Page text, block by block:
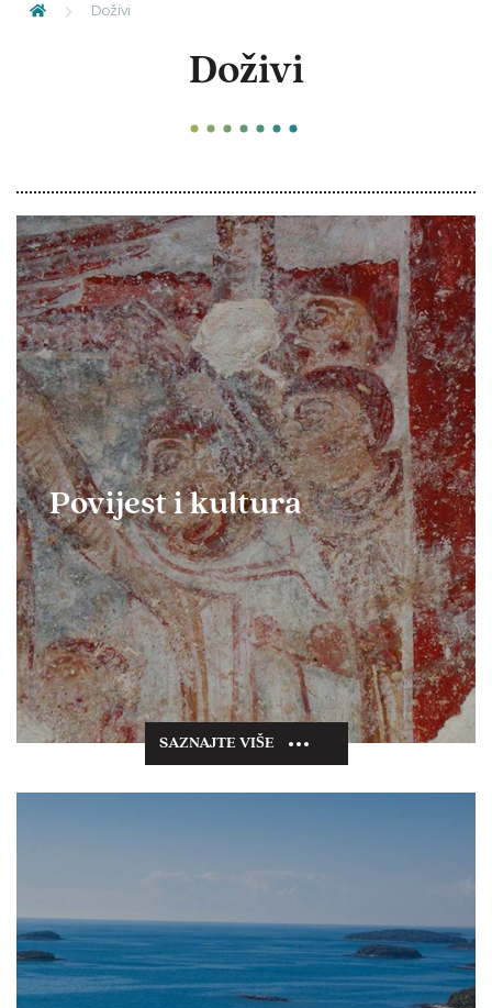
Doživi
Doživi
Povijest i kultura
SAZNAJTE VIŠE